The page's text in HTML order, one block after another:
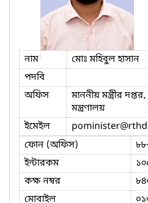
নাম
মোঃ মহিবুল হাসান
পদবি
অফিস
মাননীয় মন্ত্রীর
মন্ত্রণালয়
ইমেইল
pominister
ফোন (অফিস)
ইন্টারকম
কক্ষ নম্বর
মোবাইল